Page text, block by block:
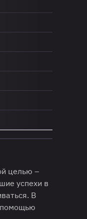
целью –
успехи в
В
помощью